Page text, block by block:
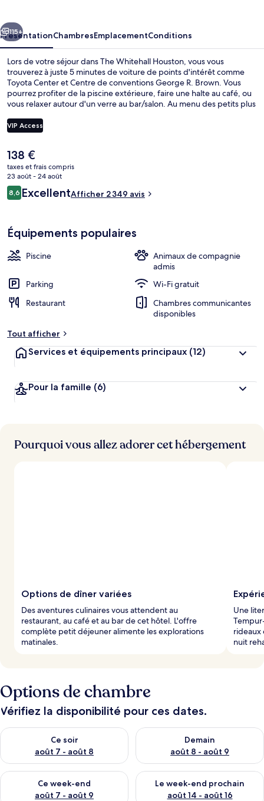
Suivant
115+
PrésentationChambresEmplacementConditions
Lors de votre séjour dans The Whitehall Houston, vous vous
trouverez à juste 5 minutes de voiture de points d'intérêt comme
Toyota Center et Centre de conventions George R. Brown. Vous
pourrez profiter de la piscine extérieure, faire une halte au café, ou
vous relaxer autour d'un verre au bar/salon. Au menu des petits plus
salle de fitness et une terrasse. Sympa non ? Les autres voyageurs
adorent la literie de qualité et le personnel attentionné.
transports publics : Gare Downtown Transit Center se trouve à 8 min
et Station de métro Bell, à 9 min.
VIP Access
Le
prix
actuel
est
de
138 €
taxes et frais compris
23 août - 24 août
Avis
voyageurs
8,68,6 sur 10
ExcellentAfficher 2 349 avis
Équipements populaires
Piscine
Animaux de compagnie
admis
Parking
Wi-Fi gratuit
Restaurant
Chambres communicantes
disponibles
Tout afficher
Services et équipements principaux (12)
Pour la famille (6)
Pourquoi vous allez adorer cet hébergement
Options de dîner variées
Des aventures culinaires vous attendent au
restaurant, au café et au bar de cet hôtel. L'offre
complète petit déjeuner alimente les explorations
matinales.
Une
rideaux
nuit
Options de chambre
Vérifiez la disponibilité pour ces dates.
Ce soir
août 7 - août 8
Vérifier la disponibilité pour ce soir août 7 - août 8
Demain
août 8 - août 9
Vérifier la disponibilité pour
Ce week-end
août 7 - août 9
Vérifier la disponibilité pour ce week-end août 7 - août 9
Le week-end prochain
août 14 - août 16
Vérifier la disponibilité pour